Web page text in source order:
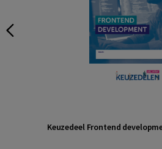
Keuzedeel Frontend